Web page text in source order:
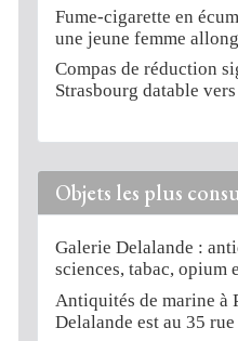
Fume-cigarette en
une jeune femme
Compas de réduction
Strasbourg datable
Objets les plus
Galerie Delalande :
sciences, tabac, opium
Antiquités de marine à
Delalande est au 35